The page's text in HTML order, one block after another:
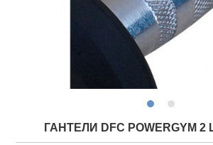
ГАНТЕЛИ DFC POWERGYM 2